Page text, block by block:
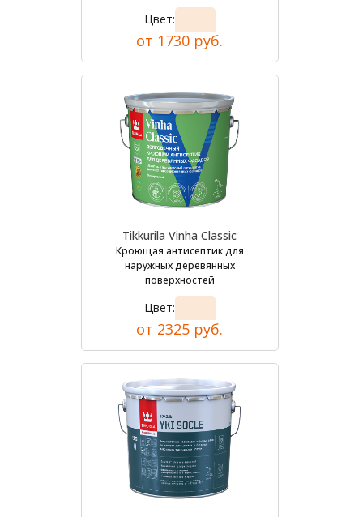
Цвет:
от 1730 руб.
Tikkurila Vinha Classic
Кроющая антисептик для
наружных деревянных
поверхностей
Цвет:
от 2325 руб.